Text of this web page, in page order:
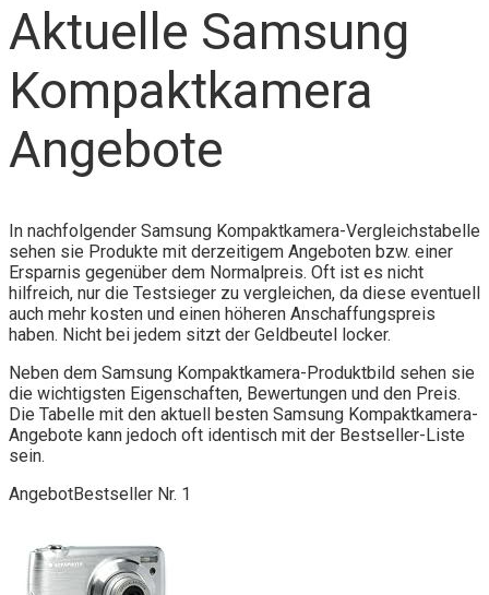
Aktuelle Samsung
Kompaktkamera
Angebote
In nachfolgender Samsung Kompaktkamera-Vergleichstabelle
sehen sie Produkte mit derzeitigem Angeboten bzw. einer
Ersparnis gegenüber dem Normalpreis. Oft ist es nicht
hilfreich, nur die Testsieger zu vergleichen, da diese eventuell
auch mehr kosten und einen höheren Anschaffungspreis
haben. Nicht bei jedem sitzt der Geldbeutel locker.
Neben dem Samsung Kompaktkamera-Produktbild sehen sie
die wichtigsten Eigenschaften, Bewertungen und den Preis.
Die Tabelle mit den aktuell besten Samsung Kompaktkamera-
Angebote kann jedoch oft identisch mit der Bestseller-Liste
sein.
AngebotBestseller Nr. 1